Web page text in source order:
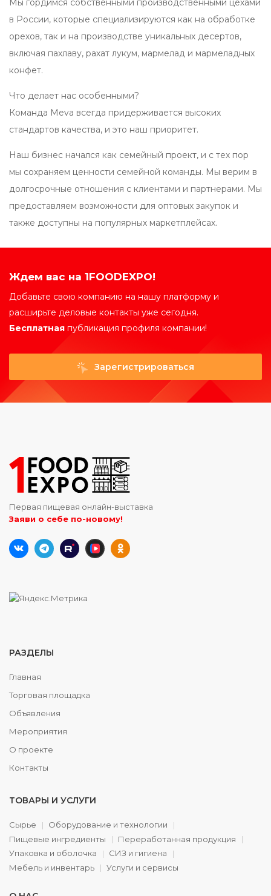
Мы гордимся собственными производственными цехами
в России, которые специализируются как на обработке
орехов, так и на производстве уникальных десертов,
включая пахлаву, рахат лукум, мармелад и мармеладных
конфет.
Что делает нас особенными?
Команда Meva всегда придерживается высоких
стандартов качества, и это наш приоритет.
Наш бизнес начался как семейный проект, и с тех пор
мы сохраняем ценности семейной команды. Мы верим в
долгосрочные отношения с клиентами и партнерами. Мы
предоставляем возможности для оптовых закупок и
также доступны на популярных маркетплейсах.
Ждем вас на 1FOODEXPO!
Добавьте свою компанию на нашу платформу и
расширьте деловые контакты уже сегодня.
Бесплатная публикация профиля компании!
Зарегистрироваться
Первая пищевая онлайн-выставка
Заяви о себе по-новому!
РАЗДЕЛЫ
Главная
Торговая площадка
Объявления
Мероприятия
О проекте
Контакты
ТОВАРЫ И УСЛУГИ
Сырье
Оборудование и технологии
Пищевые ингредиенты
Переработанная продукция
Упаковка и оболочка
СИЗ и гигиена
Мебель и инвентарь
Услуги и сервисы